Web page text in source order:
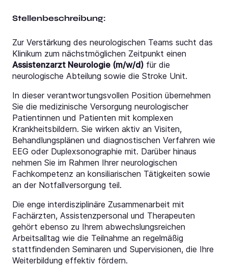
Stellenbeschreibung:
Zur Verstärkung des neurologischen Teams sucht das
Klinikum zum nächstmöglichen Zeitpunkt einen
Assistenzarzt Neurologie (m/w/d) für die
neurologische Abteilung sowie die Stroke Unit.
In dieser verantwortungsvollen Position übernehmen
Sie die medizinische Versorgung neurologischer
Patientinnen und Patienten mit komplexen
Krankheitsbildern. Sie wirken aktiv an Visiten,
Behandlungsplänen und diagnostischen Verfahren wie
EEG oder Duplexsonographie mit. Darüber hinaus
nehmen Sie im Rahmen Ihrer neurologischen
Fachkompetenz an konsiliarischen Tätigkeiten sowie
an der Notfallversorgung teil.
Die enge interdisziplinäre Zusammenarbeit mit
Fachärzten, Assistenzpersonal und Therapeuten
gehört ebenso zu Ihrem abwechslungsreichen
Arbeitsalltag wie die Teilnahme an regelmäßig
stattfindenden Seminaren und Supervisionen, die Ihre
Weiterbildung effektiv fördern.